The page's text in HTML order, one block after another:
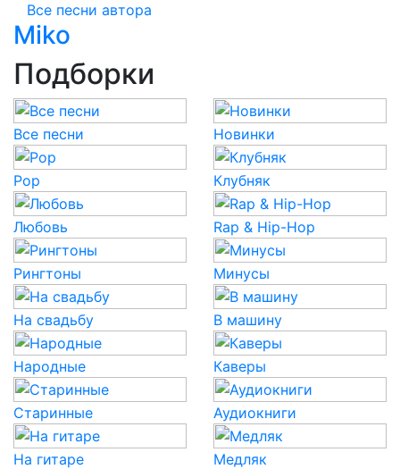
Все песни автора
Miko
Подборки
Все песни Новинки
Pop Клубняк
Любовь Rap & Hip-Hop
Рингтоны Минусы
На свадьбу В машину
Народные Каверы
Старинные Аудиокниги
На гитаре Медляк